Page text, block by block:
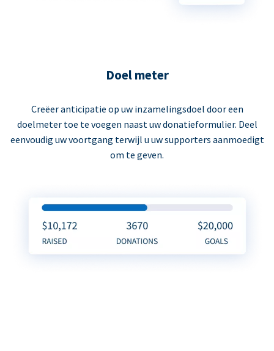
Doel meter
Creëer anticipatie op uw inzamelingsdoel door een
doelmeter toe te voegen naast uw donatieformulier. Deel
eenvoudig uw voortgang terwijl u uw supporters aanmoedigt
om te geven.